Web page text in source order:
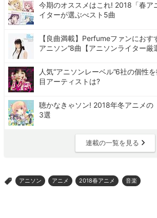
今期のオススメはこれ! 2018「春ア
イターが選ぶべスト5曲
【良曲満載】Perfumeファンにおす
アニソン”8曲【アニソンライター厳
人気“アニソンレーベル”6社の個性
目アーティストは?
聴かなきゃソン! 2018年冬アニメの
3選
連載の一覧を見る
> アニソン アニメ 2018春アニメ 音楽